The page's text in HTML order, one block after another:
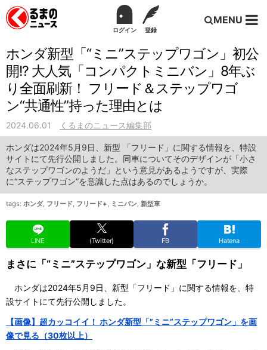
ログイン 登録
MENU
ホンダ新型「“ミニ”ステップワゴン」初公
開!? 大人気「コンパクトミニバン」8年ぶ
り全面刷新！ フリード＆ステップワゴ
ン“共通性”持った理由とは
2024.06.01 くるまのニュース編集部
ホンダは2024年5月9日、新型 「フリード」に関する情報を、特設
サイトにて先行公開しました。同車についてそのデザインが「小さ
なステップワゴンのようだ」という意見があるようですが、実際
に“ステップワゴン”を意識した点はあるのでしょうか。
tags: ホンダ, フリード, フリード+, ミニバン, 新型車
LINE (Twitter) FB Hatena
まさに「“ミニ”ステップワゴン」な新型「フリード」
ホンダは2024年5月9日、新型「フリード」に関する情報を、特
設サイトにて先行公開しました。
【画像】超カッコイイ！ ホンダ新型「”ミニ”ステップワゴン」を画
像で見る（30枚以上）